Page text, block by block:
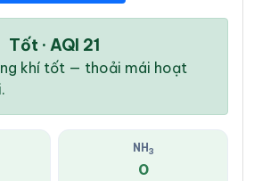
Tốt · AQI 21
khí tốt — thoải mái hoạt
NH 3
0